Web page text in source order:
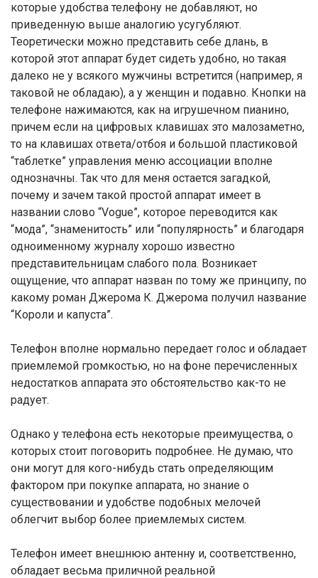
которые удобства телефону не добавляют, но
приведенную выше аналогию усугубляют.
Теоретически можно представить себе длань, в
которой этот аппарат будет сидеть удобно, но такая
далеко не у всякого мужчины встретится (например, я
таковой не обладаю), а у женщин и подавно. Кнопки на
телефоне нажимаются, как на игрушечном пианино,
причем если на цифровых клавишах это малозаметно,
то на клавишах ответа/отбоя и большой пластиковой
“таблетке” управления меню ассоциации вполне
однозначны. Так что для меня остается загадкой,
почему и зачем такой простой аппарат имеет в
названии слово “Vogue”, которое переводится как
“мода”, “знаменитость” или “популярность” и благодаря
одноименному журналу хорошо известно
представительницам слабого пола. Возникает
ощущение, что аппарат назван по тому же принципу, по
какому роман Джерома К. Джерома получил название
“Короли и капуста”.
Телефон вполне нормально передает голос и обладает
приемлемой громкостью, но на фоне перечисленных
недостатков аппарата это обстоятельство как-то не
радует.
Однако у телефона есть некоторые преимущества, о
которых стоит поговорить подробнее. Не думаю, что
они могут для кого-нибудь стать определяющим
фактором при покупке аппарата, но знание о
существовании и удобстве подобных мелочей
облегчит выбор более приемлемых систем.
Телефон имеет внешнюю антенну и, соответственно,
обладает весьма приличной реальной